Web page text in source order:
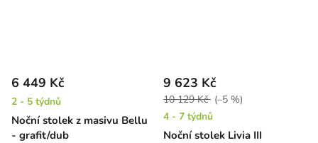
Noční stolek z masivu Bellu
- grafit/dub
6 449 Kč
2 - 5 týdnů
Noční stolek Livia III
9 623 Kč
10 129 Kč (–5 %)
4 - 7 týdnů